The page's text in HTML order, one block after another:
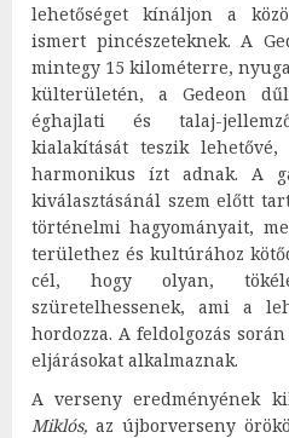
lehetőséget kínáljon a
ismert pincészeteknek. A
mintegy 15 kilométerre,
külterületén, a Gedeon
éghajlati és talaj-
kialakítását teszik
harmonikus ízt adnak. A
kiválasztásánál szem előtt
történelmi hagyományait,
területhez és kultúrához
cél, hogy olyan,
szüretelhessenek, ami a
hordozza. A feldolgozás
eljárásokat alkalmaznak.
A verseny eredményének
Miklós, az újborverseny